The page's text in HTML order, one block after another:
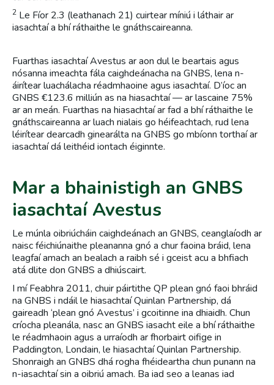
2 Le Fíor 2.3 (leathanach 21) cuirtear míniú i láthair ar
iasachtaí a bhí ráthaithe le gnáthscaireanna.
Fuarthas iasachtaí Avestus ar aon dul le beartais agus
nósanna imeachta fála caighdeánacha na GNBS, lena n-
áirítear luachálacha réadmhaoine agus iasachtaí. D’íoc an
GNBS €123.6 milliún as na hiasachtaí — ar lascaine 75%
ar an meán. Fuarthas na hiasachtaí ar fad a bhí ráthaithe le
gnáthscaireanna ar luach nialais go héifeachtach, rud lena
léirítear dearcadh ginearálta na GNBS go mbíonn torthaí ar
iasachtaí dá leithéid iontach éiginnte.
Mar a bhainistigh an GNBS
iasachtaí Avestus
Le múnla oibriúcháin caighdeánach an GNBS, ceanglaíodh ar
naisc féichiúnaithe pleananna gnó a chur faoina bráid, lena
leagfaí amach an bealach a raibh sé i gceist acu a bhfiach
atá dlite don GNBS a dhiúscairt.
I mí Feabhra 2011, chuir páirtithe QP plean gnó faoi bhráid
na GNBS i ndáil le hiasachtaí Quinlan Partnership, dá
gaireadh ‘plean gnó Avestus’ i gcoitinne ina dhiaidh. Chun
críocha pleanála, nasc an GNBS iasacht eile a bhí ráthaithe
le réadmhaoin agus a urraíodh ar fhorbairt oifige in
Paddington, Londain, le hiasachtaí Quinlan Partnership.
Shonraigh an GNBS dhá rogha fhéideartha chun punann na
n-iasachtaí sin a oibriú amach. Ba iad seo a leanas iad